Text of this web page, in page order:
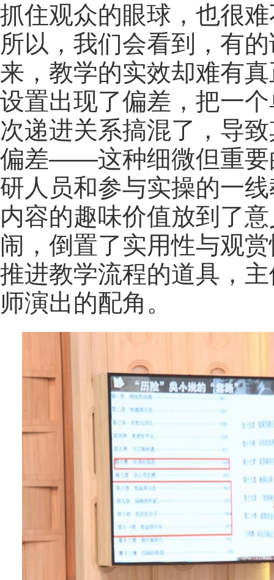
抓住观众的眼球，也很
所以，我们会看到，有
来，教学的实效却难有
设置出现了偏差，把一
次递进关系搞混了，导
偏差——这种细微但重要
研人员和参与实操的一
内容的趣味价值放到了
闹，倒置了实用性与观
推进教学流程的道具，
师演出的配角。